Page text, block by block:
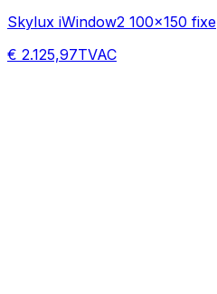
Skylux iWindow2 100x150 fixe
€ 2.125,97TVAC